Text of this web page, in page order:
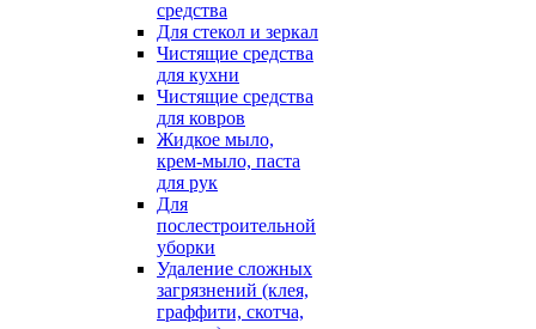
средства
Для стекол и зеркал
Чистящие средства
для кухни
Чистящие средства
для ковров
Жидкое мыло,
крем-мыло, паста
для рук
Для
послестроительной
уборки
Удаление сложных
загрязнений (клея,
граффити, скотча,